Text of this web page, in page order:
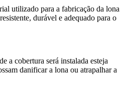
utilizado para a fabricação da lona
durável e adequado para o
a cobertura será instalada esteja
danificar a lona ou atrapalhar a